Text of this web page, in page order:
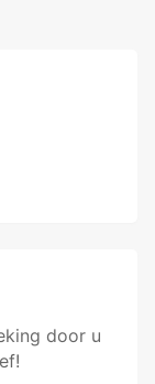
door u